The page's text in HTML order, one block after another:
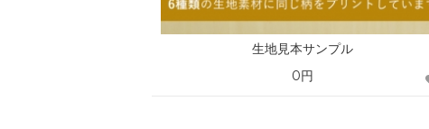
生地見本サンプル
0円